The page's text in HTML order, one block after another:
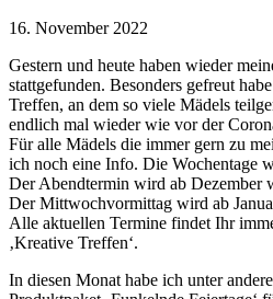
16. November 2022
Gestern und heute haben wieder
stattgefunden. Besonders gefreut
Treffen, an dem so viele Mädels
endlich mal wieder wie vor der
Für alle Mädels die immer gern zu
ich noch eine Info. Die Wochentage
Der Abendtermin wird ab Dezember
Der Mittwochvormittag wird ab
Alle aktuellen Termine findet Ihr
‚Kreative Treffen‘.
In diesen Monat habe ich unter